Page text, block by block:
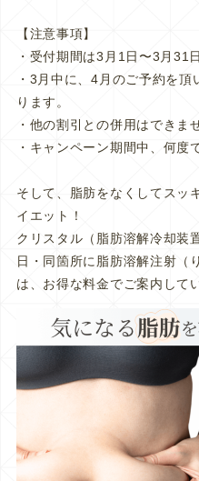
【注意事項】
・受付期間は3月1日〜3月31
・3月中に、4月のご予約を
ります。
・他の割引との併用はできま
・キャンペーン期間中、何度
そして、脂肪をなくしてスッ
イエット！
クリスタル（脂肪溶解冷却装
日・同箇所に脂肪溶解注射（
は、お得な料金でご案内して